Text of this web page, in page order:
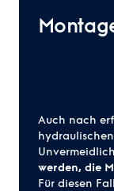
Auch nach
werden, die
Für diesen